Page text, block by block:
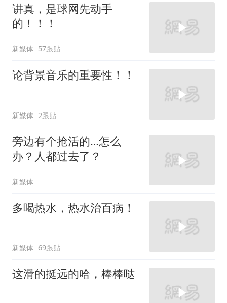
讲真，是球网先动手
的！！！
新媒体 57跟贴
论背景音乐的重要性！！
新媒体 2跟贴
旁边有个抢活的…怎么
办？人都过去了？
新媒体
多喝热水，热水治百病！
新媒体 69跟贴
这滑的挺远的哈，棒棒哒